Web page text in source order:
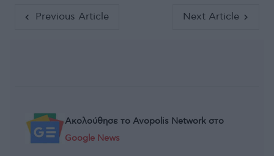
Previous Article Next Article
Ακολούθησε το Avopolis Network στο
Google News